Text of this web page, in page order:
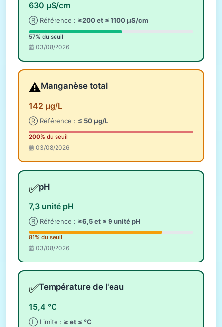
630 µS/cm
Ⓡ Référence : ≥200 et ≤ 1100 µS/cm
57% du seuil
03/08/2026
⚠️Manganèse total
142 µg/L
Ⓡ Référence : ≤ 50 µg/L
200% du seuil
03/08/2026
✅pH
7,3 unité pH
Ⓡ Référence : ≥6,5 et ≤ 9 unité pH
81% du seuil
03/08/2026
✅Température de l'eau
15,4 °C
Ⓛ Limite : ≥ et ≤ °C